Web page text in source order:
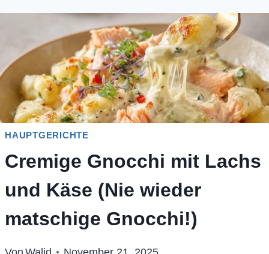
HAUPTGERICHTE
Cremige Gnocchi mit Lachs
und Käse (Nie wieder
matschige Gnocchi!)